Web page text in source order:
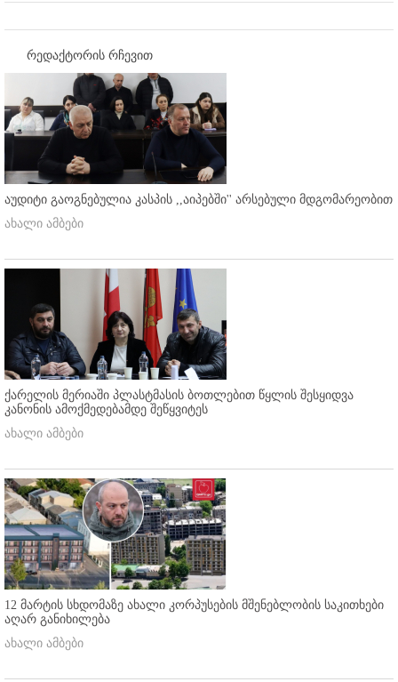
რედაქტორის რჩევით
აუდიტი გაოგნებულია კასპის ,,აიპებში'' არსებული მდგომარეობით
ახალი ამბები
ქარელის მერიაში პლასტმასის ბოთლებით წყლის შესყიდვა
კანონის ამოქმედებამდე შეწყვიტეს
ახალი ამბები
12 მარტის სხდომაზე ახალი კორპუსების მშენებლობის საკითხები
აღარ განიხილება
ახალი ამბები